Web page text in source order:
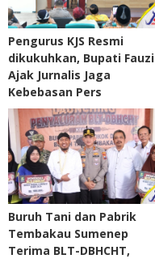
Pengurus KJS Resmi
dikukuhkan, Bupati Fauzi
Ajak Jurnalis Jaga
Kebebasan Pers
Buruh Tani dan Pabrik
Tembakau Sumenep
Terima BLT-DBHCHT,